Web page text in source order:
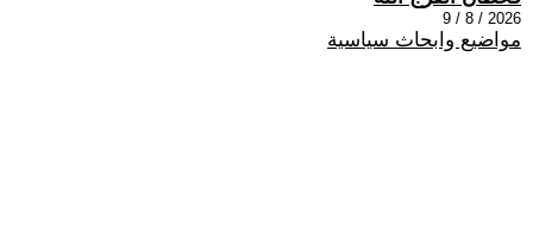
2026 / 8 / 9
مواضيع وابحاث سياسية